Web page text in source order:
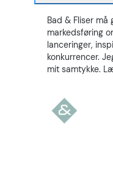
Bad & Fliser må
markedsføring
lanceringer,
konkurrencer.
mit samtykke.